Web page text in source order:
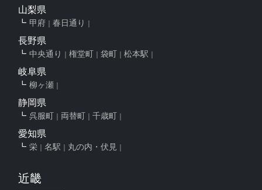
山梨県
甲府 春日通り
長野県
中央通り 権堂町 袋町 松本駅
岐阜県
柳ヶ瀬
静岡県
呉服町 両替町 千歳町
愛知県
栄 名駅 丸の内・伏見
近畿